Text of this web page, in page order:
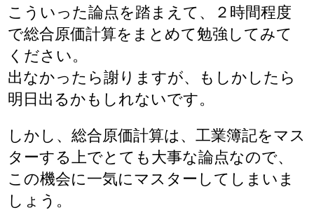
こういった論点を踏まえて、２時間程度
で総合原価計算をまとめて勉強してみて
ください。
出なかったら謝りますが、もしかしたら
明日出るかもしれないです。
しかし、総合原価計算は、工業簿記をマス
ターする上でとても大事な論点なので、
この機会に一気にマスターしてしまいま
しょう。